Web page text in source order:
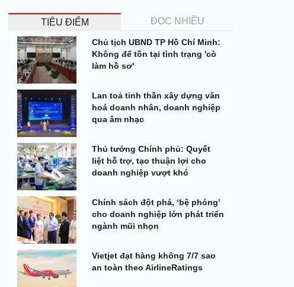
TIÊU ĐIỂM ĐỌC NHIỀU
Chủ tịch UBND TP Hồ Chí Minh:
Không để tồn tại tình trạng 'cò
làm hồ sơ'
Lan toả tinh thần xây dựng văn
hoá doanh nhân, doanh nghiệp
qua âm nhạc
Thủ tướng Chính phủ: Quyết
liệt hỗ trợ, tạo thuận lợi cho
doanh nghiệp vượt khó
Chính sách đột phá, ‘bệ phóng’
cho doanh nghiệp lớn phát triển
ngành mũi nhọn
Vietjet đạt hàng không 7/7 sao
an toàn theo AirlineRatings